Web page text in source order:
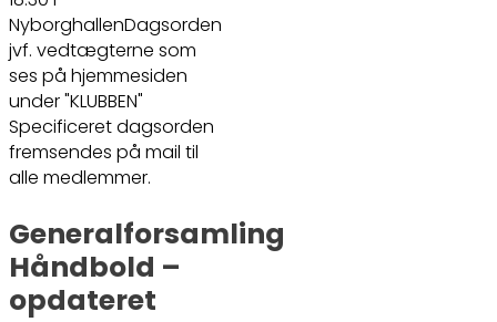
NyborghallenDagsorden
jvf. vedtægterne som
ses på hjemmesiden
under "KLUBBEN"
Specificeret dagsorden
fremsendes på mail til
alle medlemmer.
Generalforsamling
Håndbold –
opdateret